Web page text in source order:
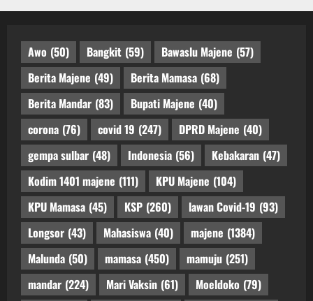
Awo (50) Bangkit (59) Bawaslu Majene (57)
Berita Majene (49) Berita Mamasa (68)
Berita Mandar (83) Bupati Majene (40)
corona (76) covid 19 (247) DPRD Majene (40)
gempa sulbar (48) Indonesia (56) Kebakaran (47)
Kodim 1401 majene (111) KPU Majene (104)
KPU Mamasa (45) KSP (260) lawan Covid-19 (93)
Longsor (43) Mahasiswa (40) majene (1384)
Malunda (50) mamasa (450) mamuju (251)
mandar (224) Mari Vaksin (61) Moeldoko (79)